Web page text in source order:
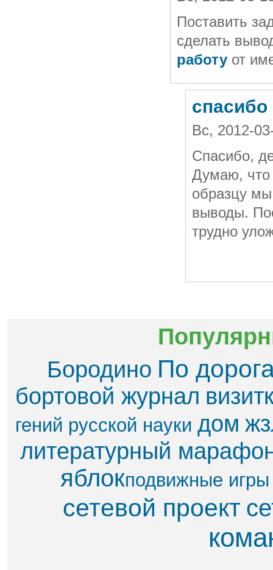
Поставить
сделать
работуот
спасибо
Вс, 2012-
Спасибо,
Думаю, что
образцу
выводы.
трудно
Бородино По
бортовой журнал
гений русской науки дом
литературный
яблок​подвижные игры
сетевой проект